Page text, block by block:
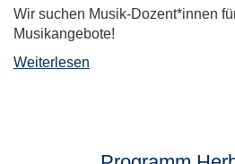
Wir suchen Musik-Dozent*innen
Musikangebote!
Weiterlesen